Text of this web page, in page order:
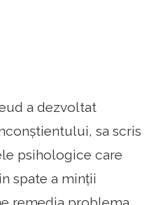
a dezvoltat
sa scris
psihologice care
spate a minții